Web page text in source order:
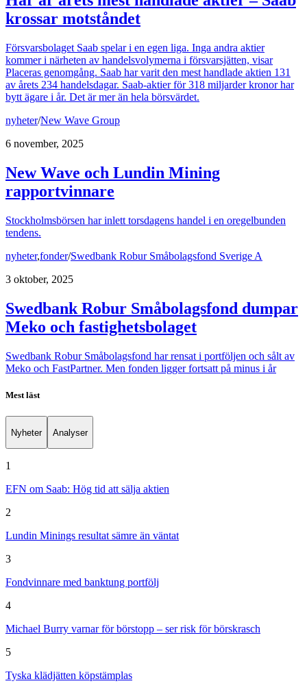
krossar motståndet
Försvarsbolaget Saab spelar i en egen liga. Inga andra aktier
kommer i närheten av handelsvolymerna i försvarsjätten, visar
Placeras genomgång. Saab har varit den mest handlade aktien 131
av årets 234 handelsdagar. Saab-aktier för 318 miljarder kronor har
bytt ägare i år. Det är mer än hela börsvärdet.
nyheter/New Wave Group
6 november, 2025
New Wave och Lundin Mining
rapportvinnare
Stockholmsbörsen har inlett torsdagens handel i en oregelbunden
tendens.
nyheter,fonder/Swedbank Robur Småbolagsfond Sverige A
3 oktober, 2025
Swedbank Robur Småbolagsfond dumpar
Meko och fastighetsbolaget
Swedbank Robur Småbolagsfond har rensat i portföljen och sålt av
Meko och FastPartner. Men fonden ligger fortsatt på minus i år
Mest läst
Nyheter Analyser
1
EFN om Saab: Hög tid att sälja aktien
2
Lundin Minings resultat sämre än väntat
3
Fondvinnare med banktung portfölj
4
Michael Burry varnar för börstopp – ser risk för börskrasch
5
Tyska klädjätten köpstämplas